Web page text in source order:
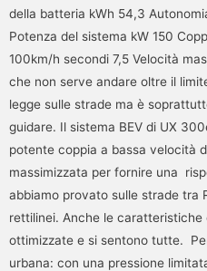
della batteria kWh 54,3
Potenza del sistema kW 150
100km/h secondi 7,5 Velocità
che non serve andare oltre il
legge sulle strade ma è
guidare. Il sistema BEV di UX
potente coppia a bassa velocità
massimizzata per fornire una
abbiamo provato sulle strade tra
rettilinei. Anche le
ottimizzate e si sentono tutte.
urbana: con una pressione